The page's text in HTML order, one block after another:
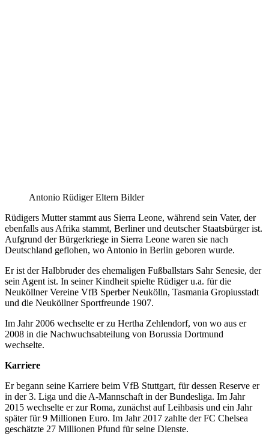
Antonio Rüdiger Eltern Bilder
Rüdigers Mutter stammt aus Sierra Leone, während sein Vater, der
ebenfalls aus Afrika stammt, Berliner und deutscher Staatsbürger ist.
Aufgrund der Bürgerkriege in Sierra Leone waren sie nach
Deutschland geflohen, wo Antonio in Berlin geboren wurde.
Er ist der Halbbruder des ehemaligen Fußballstars Sahr Senesie, der
sein Agent ist. In seiner Kindheit spielte Rüdiger u.a. für die
Neuköllner Vereine VfB Sperber Neukölln, Tasmania Gropiusstadt
und die Neuköllner Sportfreunde 1907.
Im Jahr 2006 wechselte er zu Hertha Zehlendorf, von wo aus er
2008 in die Nachwuchsabteilung von Borussia Dortmund
wechselte.
Karriere
Er begann seine Karriere beim VfB Stuttgart, für dessen Reserve er
in der 3. Liga und die A-Mannschaft in der Bundesliga. Im Jahr
2015 wechselte er zur Roma, zunächst auf Leihbasis und ein Jahr
später für 9 Millionen Euro. Im Jahr 2017 zahlte der FC Chelsea
geschätzte 27 Millionen Pfund für seine Dienste.